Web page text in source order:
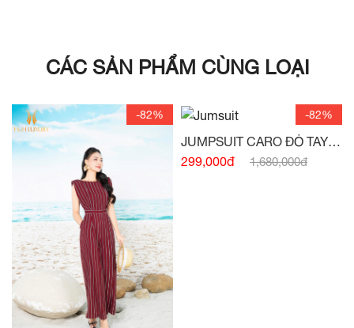
CÁC SẢN PHẨM CÙNG LOẠI
-82% -82%
JUMPSUIT CARO ĐỎ TAY
CÁNH RƠI -(HẾT HÀNG)
299,000đ 1,680,000đ